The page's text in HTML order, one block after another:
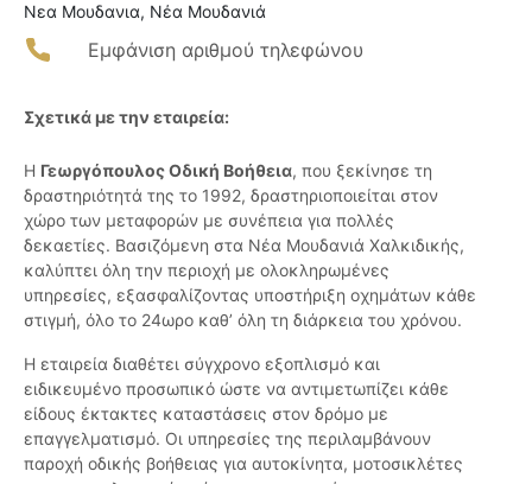
Νεα Μουδανια, Νέα Μουδανιά
Εμφάνιση αριθμού τηλεφώνου
Σχετικά με την εταιρεία:
Η Γεωργόπουλος Οδική Βοήθεια, που ξεκίνησε τη
δραστηριότητά της το 1992, δραστηριοποιείται στον
χώρο των μεταφορών με συνέπεια για πολλές
δεκαετίες. Βασιζόμενη στα Νέα Μουδανιά Χαλκιδικής,
καλύπτει όλη την περιοχή με ολοκληρωμένες
υπηρεσίες, εξασφαλίζοντας υποστήριξη οχημάτων κάθε
στιγμή, όλο το 24ωρο καθ’ όλη τη διάρκεια του χρόνου.
Η εταιρεία διαθέτει σύγχρονο εξοπλισμό και
ειδικευμένο προσωπικό ώστε να αντιμετωπίζει κάθε
είδους έκτακτες καταστάσεις στον δρόμο με
επαγγελματισμό. Οι υπηρεσίες της περιλαμβάνουν
παροχή οδικής βοήθειας για αυτοκίνητα, μοτοσικλέτες